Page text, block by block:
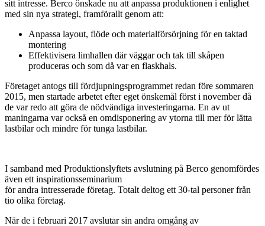
sitt intresse. Berco önskade nu att anpassa produktionen i enlighet
med sin nya strategi, framförallt genom att:
Anpassa layout, flöde och materialförsörjning för en taktad
montering
Effektivisera limhallen där väggar och tak till skåpen
produceras och som då var en flaskhals.
Företaget antogs till fördjupningsprogrammet redan före sommaren
2015, men startade arbetet efter eget önskemål först i november då
de var redo att göra de nödvändiga investeringarna. En av ut
maningarna var också en omdisponering av ytorna till mer för lätta
lastbilar och mindre för tunga lastbilar.
I samband med Produktionslyftets avslutning på Berco genomfördes
även ett inspirationsseminarium
för andra intresserade företag. Totalt deltog ett 30-tal personer från
tio olika företag.
När de i februari 2017 avslutar sin andra omgång av